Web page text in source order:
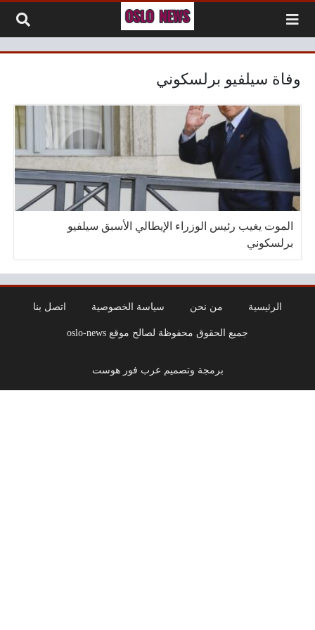
وفاة سيلفيو برلسكوني
الموت يغيب رئيس الوزراء الإيطالي الأسبق سيلفيو
برلسكوني
الرئيسية من نحن سياسة الخصوصية اتصل بنا
جميع الحقوق محفوظة لصالح موقع oslo-news
برمجة وتصميم عرب فور هوست